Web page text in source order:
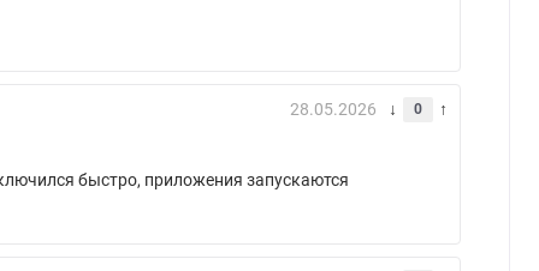
28.05.2026 0
быстро, приложения запускаются